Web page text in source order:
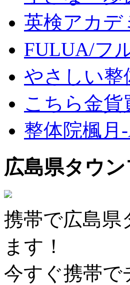
英検アカデ
FULUA/フ
やさしい
こちら金貨
整体院楓月
広島県タウ
携帯で広島
ます！
今すぐ携帯で